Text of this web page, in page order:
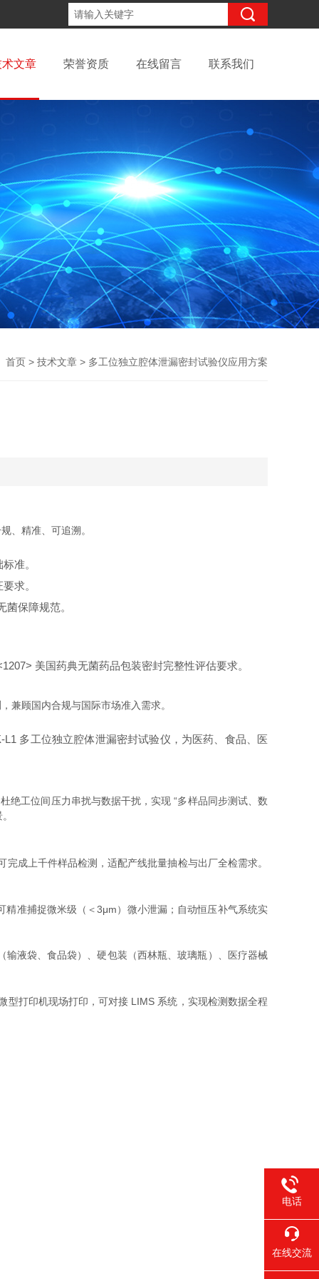
术文章 荣誉资质 在线留言 联系我们
首页 > 技术文章 > 多工位独立腔体泄漏密封试验仪应用方案
、精准、可追溯。
准。
求。
保障规范。
美国药典无菌药品包装密封完整性评估要求。
兼顾国内合规与国际市场准入需求。
L1 多工位独立腔体泄漏密封试验仪 ，为医药、食品、医
绝工位间压力串扰与数据干扰，实现 “多样品同步测试、数
完成上千件样品检测，适配产线批量抽检与出厂全检需求。
精准捕捉微米级（＜3μm）微小泄漏；自动恒压补气系统实
液袋、食品袋）、硬包装（西林瓶、玻璃瓶）、医疗器械
打印机现场打印，可对接 LIMS 系统，实现检测数据全程
电话
在线交流